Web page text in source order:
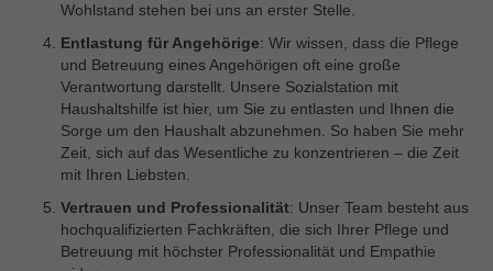
Wohlstand stehen bei uns an erster Stelle.
Entlastung für Angehörige: Wir wissen, dass die Pflege
und Betreuung eines Angehörigen oft eine große
Verantwortung darstellt. Unsere Sozialstation mit
Haushaltshilfe ist hier, um Sie zu entlasten und Ihnen die
Sorge um den Haushalt abzunehmen. So haben Sie mehr
Zeit, sich auf das Wesentliche zu konzentrieren – die Zeit
mit Ihren Liebsten.
Vertrauen und Professionalität: Unser Team besteht aus
hochqualifizierten Fachkräften, die sich Ihrer Pflege und
Betreuung mit höchster Professionalität und Empathie